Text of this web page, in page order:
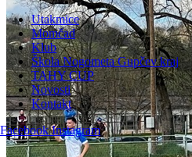
Utakmice
Momčad
Klub
Škola Nogometa Gupčev kraj
TAHY CUP
Novosti
Kontakt
Facebook Instagram